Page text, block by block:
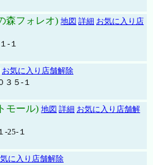
森フォレオ) 地図 詳細 お気に入り店
-１
お気に入り店舗解除
３５-１
モール) 地図 詳細 お気に入り店舗解
-25-１
に入り店舗解除